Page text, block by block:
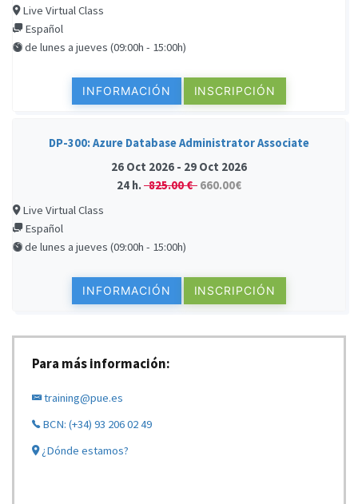
Live Virtual Class
Español
de lunes a jueves (09:00h - 15:00h)
INFORMACIÓN INSCRIPCIÓN
DP-300: Azure Database Administrator Associate
26 Oct 2026 - 29 Oct 2026
24 h.825.00 € 660.00€
Live Virtual Class
Español
de lunes a jueves (09:00h - 15:00h)
INFORMACIÓN INSCRIPCIÓN
Para más información:
training@pue.es
BCN: (+34) 93 206 02 49
¿Dónde estamos?